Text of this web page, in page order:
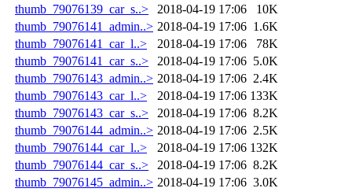
thumb_79076139_car_s..>
2018-04-19 17:06
10K
thumb_79076141_admin..> 2018-04-19 17:06 1.6K
thumb_79076141_car_l..>
2018-04-19 17:06
78K
thumb_79076141_car_s..>
2018-04-19 17:06 5.0K
thumb_79076143_admin..> 2018-04-19 17:06 2.4K
thumb_79076143_car_l..>
2018-04-19 17:06 133K
thumb_79076143_car_s..>
2018-04-19 17:06 8.2K
thumb_79076144_admin..> 2018-04-19 17:06 2.5K
thumb_79076144_car_l..>
2018-04-19 17:06 132K
thumb_79076144_car_s..>
2018-04-19 17:06 8.2K
thumb_79076145_admin..> 2018-04-19 17:06 3.0K